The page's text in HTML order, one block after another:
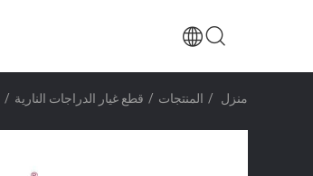
منزل / المنتجات / قطع غيار الدراجات النارية /